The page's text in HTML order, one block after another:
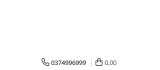
0374996999 0,00